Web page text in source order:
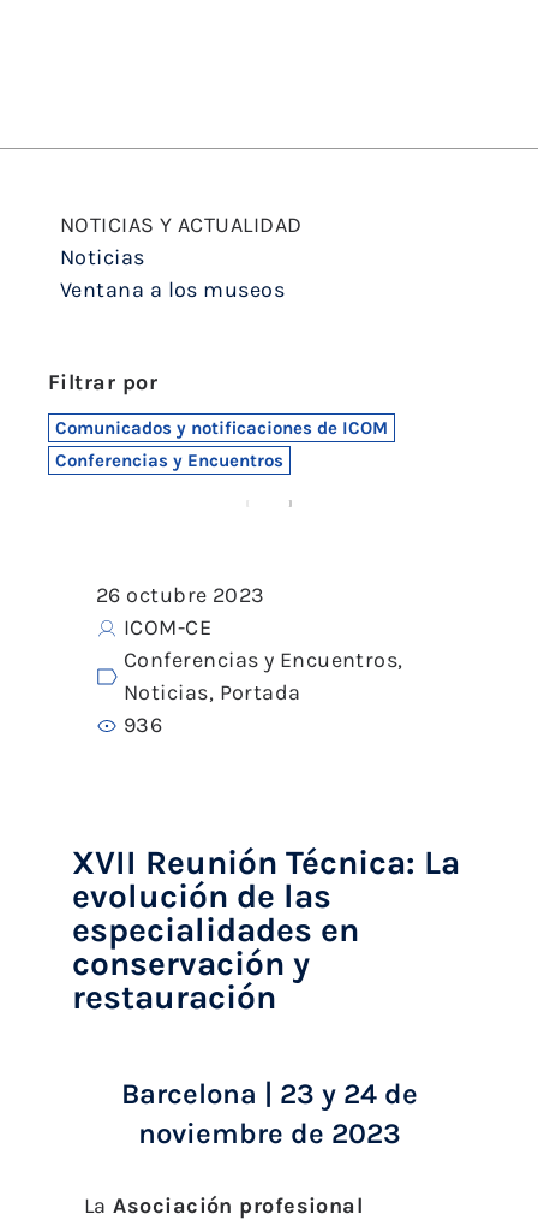
NOTICIAS Y ACTUALIDAD
Noticias
Ventana a los museos
Filtrar por
Comunicados y notificaciones de ICOM
Conferencias y Encuentros
26 octubre 2023
ICOM-CE
Conferencias y Encuentros,
Noticias, Portada
936
XVII Reunión Técnica: La
evolución de las
especialidades en
conservación y
restauración
​Barcelona | 23 y 24 de
noviembre de 2023
La Asociación profesional